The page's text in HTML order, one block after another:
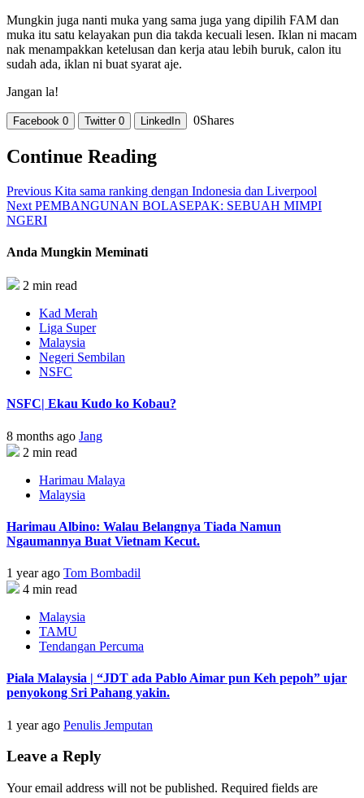
Mungkin juga nanti muka yang sama juga yang dipilih FAM dan
muka itu satu kelayakan pun dia takda kecuali lesen. Iklan ni macam
nak menampakkan ketelusan dan kerja atau lebih buruk, calon itu
sudah ada, iklan ni buat syarat aje.
Jangan la!
Facebook 0 Twitter 0 LinkedIn 0Shares
Continue Reading
Previous Kita sama ranking dengan Indonesia dan Liverpool
Next PEMBANGUNAN BOLASEPAK: SEBUAH MIMPI
NGERI
Anda Mungkin Meminati
2 min read
Kad Merah
Liga Super
Malaysia
Negeri Sembilan
NSFC
NSFC| Ekau Kudo ko Kobau?
8 months ago Jang
2 min read
Harimau Malaya
Malaysia
Harimau Albino: Walau Belangnya Tiada Namun
Ngaumannya Buat Vietnam Kecut.
1 year ago Tom Bombadil
4 min read
Malaysia
TAMU
Tendangan Percuma
Piala Malaysia | “JDT ada Pablo Aimar pun Keh pepoh” ujar
penyokong Sri Pahang yakin.
1 year ago Penulis Jemputan
Leave a Reply
Your email address will not be published. Required fields are